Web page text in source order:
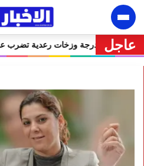
عاجل
🔥 نشرة إنذارية.. موجة حر تصل إلى 47 درجة وزخات رعدية تضرب عدة أقاليم